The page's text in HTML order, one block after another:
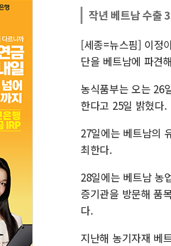
작년 베트남 수출
[세종=뉴스핌] 이정
단을 베트남에 파견
농식품부는 오는 26
한다고 25일 밝혔다.
27일에는 베트남의
최한다.
28일에는 베트남 농
증기관을 방문해 품
다.
지난해 농기자재 베